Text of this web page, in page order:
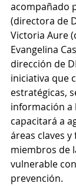
acompañado
(directora de
Victoria Aure
Evangelina
dirección de
iniciativa que
estratégicas,
información a
capacitará a
áreas claves
miembros de
vulnerable
prevención.